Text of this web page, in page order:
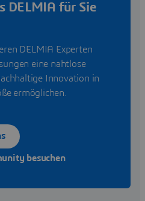
DELMIA für Sie
DELMIA Experten
eine nahtlose
Innovation in
ermöglichen.
besuchen